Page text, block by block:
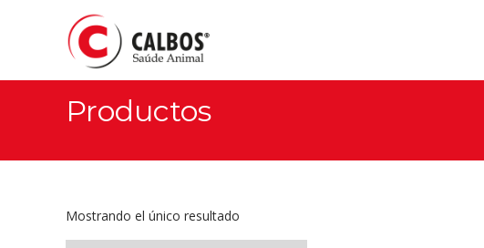
Productos
Mostrando el único resultado